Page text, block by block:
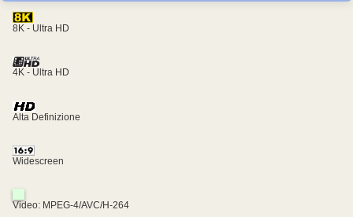
8K - Ultra HD
4K - Ultra HD
Alta Definizione
Widescreen
Video: MPEG-4/AVC/H-264